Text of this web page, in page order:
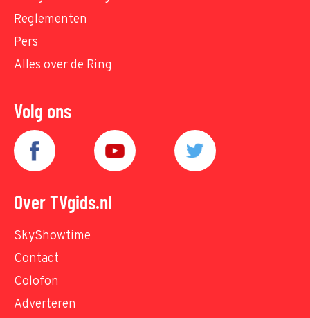
Reglementen
Pers
Alles over de Ring
Volg ons
Over TVgids.nl
SkyShowtime
Contact
Colofon
Adverteren